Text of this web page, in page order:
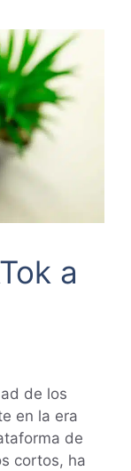
a
de los
en la era
de
cortos, ha